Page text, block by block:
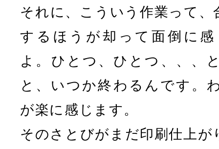
それに、こういう作業って
するほうが却って面倒に
よ。ひとつ、ひとつ、、、
と、いつか終わるんです。
が楽に感じます。
そのさとびがまだ印刷仕上